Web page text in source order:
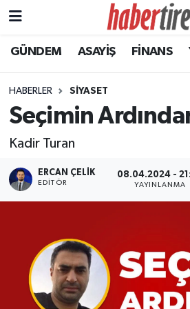
GÜNDEM ASAYİŞ FİNANS
HABERLER SİYASET
Seçimin
Kadir Turan
ERCAN ÇELIK
EDITÖR
08.04.2024 -
YAYINLANMA
Tire Nöbetçi Eczaneler
Tire Hava Durumu
Tire Trafik Yoğunluk Haritası
Haber Arşivi